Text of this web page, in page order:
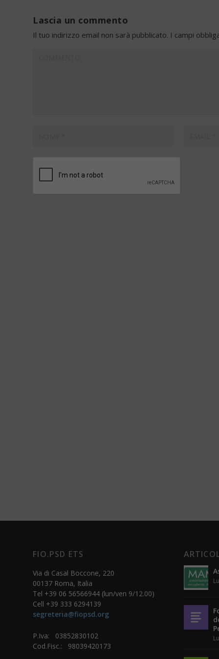
Lascia un commento
Il tuo indirizzo email non sarà pubblicato. I campi
FIO.PSD ETS
Via di Casal Boccone, 220
00137 Roma, Italia
Tel +39 06 56566944 (lun/ven 9/12.00)
Cell +39 333 6294139
segreteria@fiopsd.org
P.Iva: 03852830102
Cod.Fisc.: 98039420173